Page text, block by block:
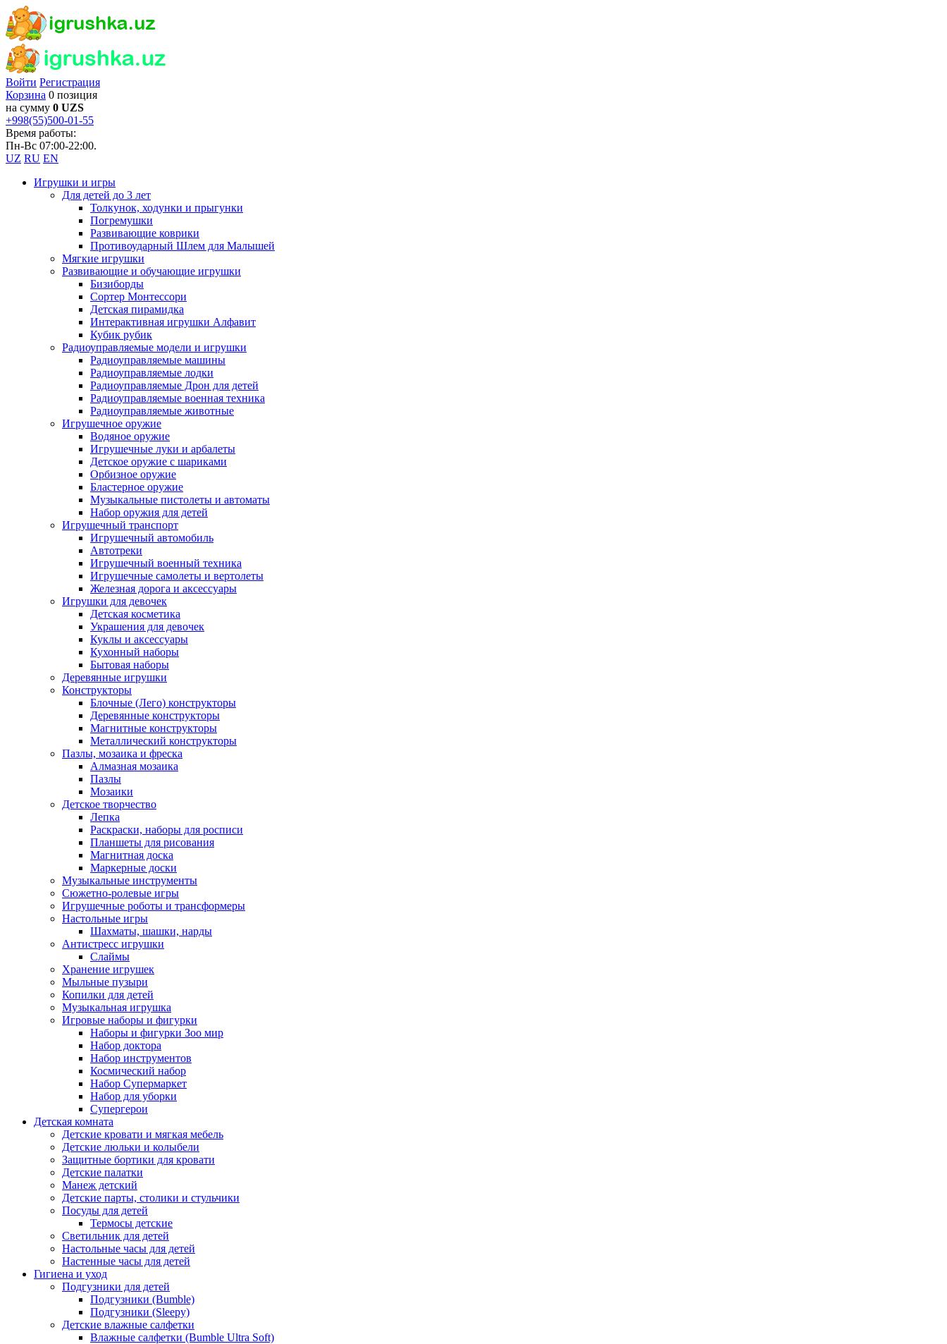
Войти Регистрация
Корзина 0 позиция
на сумму 0 UZS
+998(55)500-01-55
Время работы:
Пн-Вс 07:00-22:00.
UZ RU EN
Игрушки и игры
Для детей до 3 лет
Толкунок, ходунки и прыгунки
Погремушки
Развивающие коврики
Противоударный Шлем для Малышей
Мягкие игрушки
Развивающие и обучающие игрушки
Бизиборды
Сортер Монтессори
Детская пирамидка
Интерактивная игрушки Алфавит
Кубик рубик
Радиоуправляемые модели и игрушки
Радиоуправляемые машины
Радиоуправляемые лодки
Радиоуправляемые Дрон для детей
Радиоуправляемые военная техника
Радиоуправляемые животные
Игрушечное оружие
Водяное оружие
Игрушечные луки и арбалеты
Детское оружие с шариками
Орбизное оружие
Бластерное оружие
Музыкальные пистолеты и автоматы
Набор оружия для детей
Игрушечный транспорт
Игрушечный автомобиль
Aвтотреки
Игрушечный военный техника
Игрушечные самолеты и вертолеты
Железная дорога и аксессуары
Игрушки для девочек
Детская косметика
Украшения для девочек
Куклы и аксессуары
Кухонный наборы
Бытовая наборы
Деревянные игрушки
Конструкторы
Блочные (Лего) конструкторы
Деревянные конструкторы
Магнитные конструкторы
Металлический конструкторы
Пазлы, мозаика и фреска
Алмазная мозаика
Пазлы
Мозаики
Детское творчество
Лепка
Раскраски, наборы для росписи
Планшеты для рисования
Магнитная доска
Маркерные доски
Музыкальные инструменты
Сюжетно-ролевые игры
Игрушечные роботы и трансформеры
Настольные игры
Шахматы, шашки, нарды
Антистресс игрушки
Слаймы
Хранение игрушек
Мыльные пузыри
Копилки для детей
Музыкальная игрушка
Игровые наборы и фигурки
Наборы и фигурки Зоо мир
Набор доктора
Набор инструментов
Космический набор
Hабор Супермаркет
Набор для уборки
Супергерои
Детская комната
Детские кровати и мягкая мебель
Детские люльки и колыбели
Защитные бортики для кровати
Детские палатки
Манеж детский
Детские парты, столики и стульчики
Посуды для детей
Термосы детские
Светильник для детей
Настольные часы для детей
Настенные часы для детей
Гигиена и уход
Подгузники для детей
Подгузники (Bumble)
Подгузники (Sleepy)
Детские влажные салфетки
Влажные салфетки (Bumble Ultra Soft)